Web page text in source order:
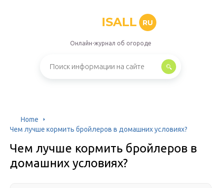
ISALL RU
Онлайн-журнал об огороде
Home
Чем лучше кормить бройлеров в домашних условиях?
Чем лучше кормить бройлеров в
домашних условиях?